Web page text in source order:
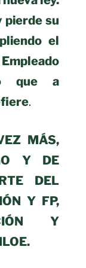
pierde su
el
que a
.
MÁS,
Y DE
DEL
Y FP,
Y